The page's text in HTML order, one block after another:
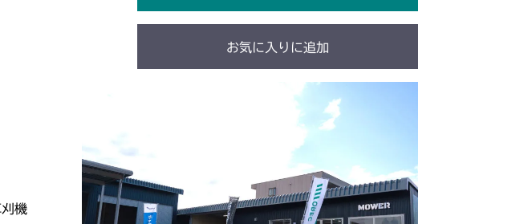
本体 FIG33 シート(High USA)
本体 FIG42 シート(日本)
本体 FIG43 シート(韓国)
本体 FIG27 シート
CMX2402HC
本体 FIG31 シート
CMX2404HC/V/S
お気に入りに追加
機